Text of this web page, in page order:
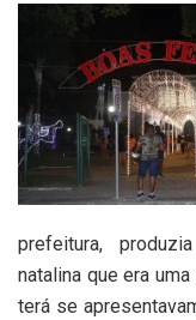
prefeitura,
natalina que era
terá se